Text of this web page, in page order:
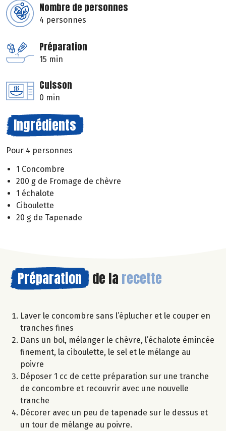
Nombre de personnes
4 personnes
Préparation
15 min
Cuisson
0 min
Ingrédients
Pour 4 personnes
1 Concombre
200 g de Fromage de chèvre
1 échalote
Ciboulette
20 g de Tapenade
Préparation de la recette
Laver le concombre sans l’éplucher et le couper en
tranches fines
Dans un bol, mélanger le chèvre, l’échalote émincée
finement, la ciboulette, le sel et le mélange au
poivre
Déposer 1 cc de cette préparation sur une tranche
de concombre et recouvrir avec une nouvelle
tranche
Décorer avec un peu de tapenade sur le dessus et
un tour de mélange au poivre.